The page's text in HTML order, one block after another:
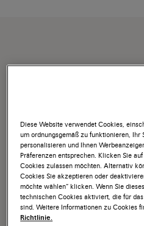
Diese Website verwendet Cookies,
um ordnungsgemäß zu funktionieren, Ihr
personalisieren und Ihnen
Präferenzen entsprechen. Klicken Sie
Cookies zulassen möchten. Alternativ
Cookies Sie akzeptieren oder
möchte wählen“ klicken. Wenn Sie
technischen Cookies aktiviert, die für
sind. Weitere Informationen zu Cookies
Richtlinie.